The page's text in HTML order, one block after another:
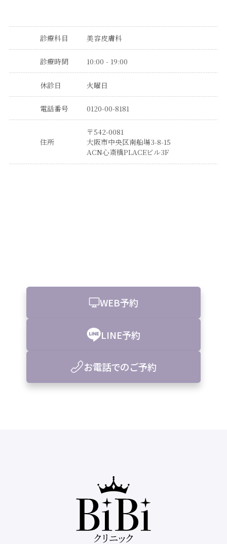
診療科目 美容皮膚科
診療時間 10:00 - 19:00
休診日 火曜日
電話番号 0120-00-8181
住所
〒542-0081
大阪市中央区南船場3-8-15
ACN心斎橋PLACEビル3F
WEB予約
LINE予約
お電話でのご予約